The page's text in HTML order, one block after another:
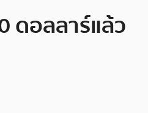
ดอลลาร์แล้ว